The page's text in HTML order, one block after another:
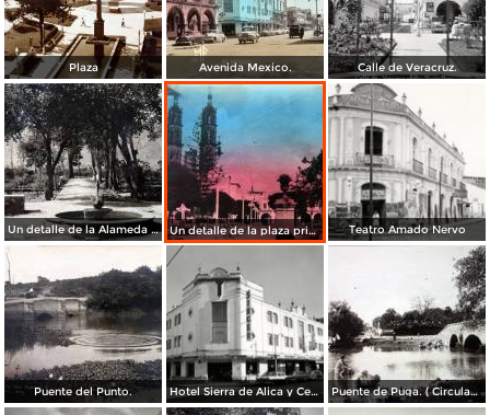
Plaza Avenida Mexico. Calle de Veracruz.
Un detalle de la Alameda ( Circulada el 28 de Junio de 1940 ). Un detalle de la plaza principal ( Circulada el 5 de Junio de 1945 ). Teatro Amado Nervo
Puente del Punto. Hotel Sierra de Alica y Centro de costura Singer Puente de Puga. ( Circulada el 22 de Mayo de 1920 ).